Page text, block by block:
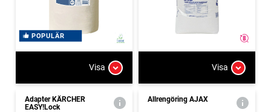
POPULÄR
Visa Visa
Adapter KÄRCHER
EASY!Lock
Allrengöring AJAX